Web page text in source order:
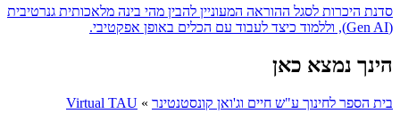
סדנת היכרות לסגל ההוראה המעוניין להבין מהי בינה מלאכותית גנרטיבית
(Gen AI), וללמוד כיצד לעבוד עם הכלים באופן אפקטיבי.
הינך נמצא כאן
בית הספר לחינוך ע"ש חיים וג'ואן קונסטנטינר »
Virtual TAU